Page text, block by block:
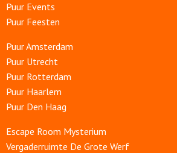
Puur Events
Puur Feesten
Puur Amsterdam
Puur Utrecht
Puur Rotterdam
Puur Haarlem
Puur Den Haag
Escape Room Mysterium
Vergaderruimte De Grote Werf